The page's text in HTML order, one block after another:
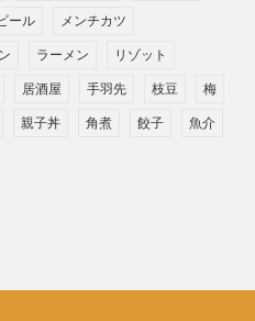
ール メンチカツ
ラーメン リゾット
居酒屋 手羽先 枝豆 梅
親子丼 角煮 餃子 魚介